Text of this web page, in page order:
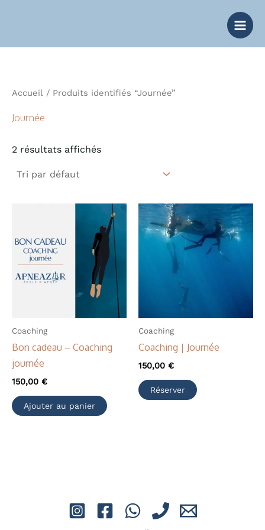
Accueil / Produits identifiés “Journée”
Journée
2 résultats affichés
Coaching
Bon cadeau – Coaching
journée
150,00 €
Ajouter au panier
Coaching
Coaching | Journée
150,00 €
Réserver